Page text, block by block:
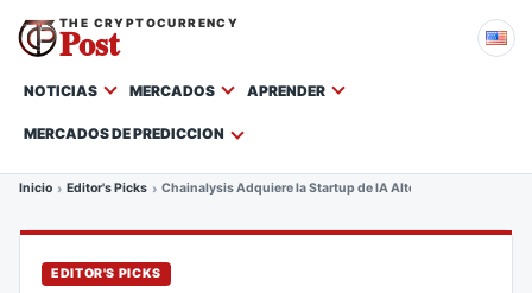
THE CRYPTOCURRENCY
Post
NOTICIAS MERCADOS APRENDER
MERCADOS DE PREDICCION
Inicio Editor's Picks Chainalysis Adquiere la Startup de IA Alterya por Más de
EDITOR'S PICKS